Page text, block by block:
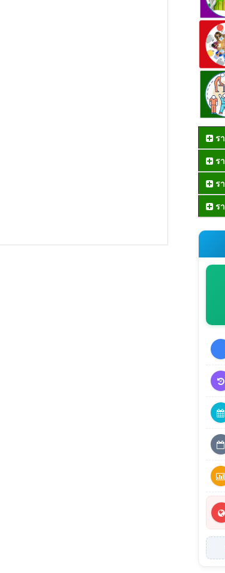
รา
รา
รา
รา